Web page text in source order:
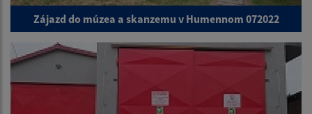
Zájazd do múzea a skanzemu v Humennom 072022